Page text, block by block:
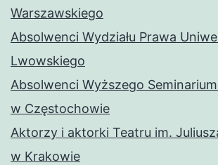
Warszawskiego
Absolwenci Wydziału Prawa
Lwowskiego
Absolwenci Wyższego
w Częstochowie
Aktorzy i aktorki Teatru im.
w Krakowie